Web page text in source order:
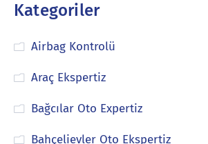
Kategoriler
Airbag Kontrolü
Araç Ekspertiz
Bağcılar Oto Expertiz
Bahçelievler Oto Ekspertiz